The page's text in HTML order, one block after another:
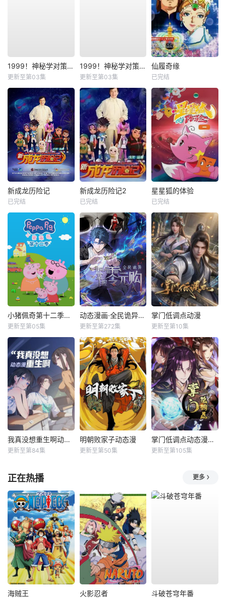
1999！神秘学对策部国语
更新至第03集
1999！神秘学对策部英语
更新至第03集
仙履奇缘
已完结
新成龙历险记
已完结
新成龙历险记2
已完结
星星狐的体验
已完结
小猪佩奇第十二季国语
更新至第05集
动态漫画·全民诡异：开局掌握零元购
更新至第272集
掌门低调点动漫
更新至第10集
我真没想重生啊动态漫
更新至第84集
明朝败家子动态漫
更新至第50集
掌门低调点动态漫第三季动态漫
更新至第105集
正在热播 更多
海贼王 火影忍者 斗破苍穹年番